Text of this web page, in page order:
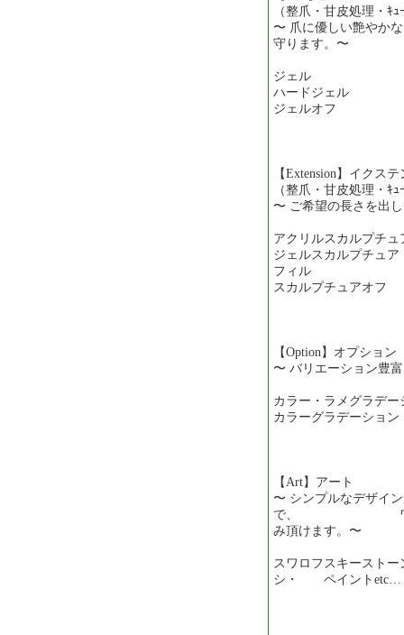
（整爪・甘皮処理・ｷｭ
〜 爪に優しい艶やか
守ります。〜
ジェル
ハードジェ
ジェルオ
【Extension】イクス
（整爪・甘皮処理・ｷｭ
〜 ご希望の長さを出
アクリルスカルプチ
ジェルスカルプチ
フィル ─
スカルプチュアオ
【Option】オプション
〜 バリエーション豊
カラー・ラメグラ
カラーグラデーショ
【Art】アート
〜 シンプルなデザイ
で、 ワンラン
み頂けます。〜
スワロフスキースト
シ・ ペイント